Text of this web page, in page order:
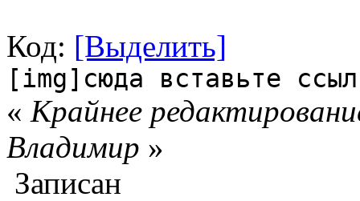
Код: [Выделить]
[img]сюда вставьте
« Крайнее
Влaдимир »
Записан